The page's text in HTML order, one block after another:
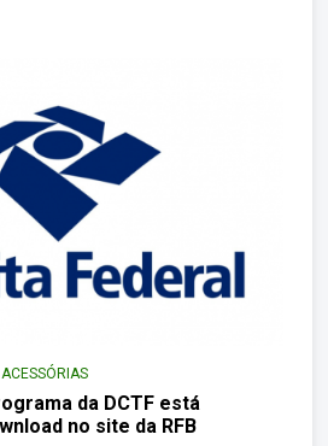
da DCTF está
no site da RFB